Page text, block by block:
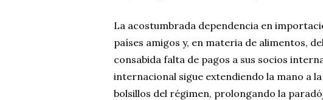
La acostumbrada dependencia en
países amigos y, en materia de alimentos,
consabida falta de pagos a sus socios
internacional sigue extendiendo la mano a
bolsillos del régimen, prolongando la